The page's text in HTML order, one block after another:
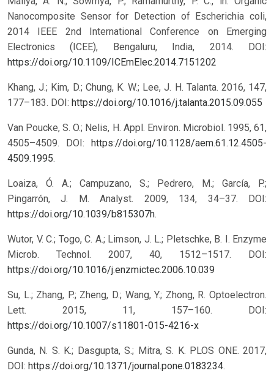
Nanocomposite Sensor for Detection of Escherichia coli,
2014 IEEE 2nd International Conference on Emerging
Electronics (ICEE), Bengaluru, India, 2014.
DOI:
https://doi.org/10.1109/ICEmElec.2014.7151202
Khang, J.; Kim, D.; Chung, K. W.; Lee, J. H. Talanta. 2016, 147,
177–183. DOI: https://doi.org/10.1016/j.talanta.2015.09.055
Van Poucke, S. O.; Nelis, H. Appl. Environ. Microbiol. 1995, 61,
4505–4509. DOI:
https://doi.org/10.1128/aem.61.12.4505-
4509.1995.
Loaiza, Ó. A.; Campuzano, S.; Pedrero, M.; García, P.;
Pingarrón, J. M. Analyst. 2009, 134, 34–37. DOI:
https://doi.org/10.1039/b815307h.
Wutor, V. C.; Togo, C. A.; Limson, J. L.; Pletschke, B. I. Enzyme
Microb. Technol. 2007, 40, 1512–1517.
DOI:
https://doi.org/10.1016/j.enzmictec.2006.10.039
Su, L.; Zhang, P.; Zheng, D.; Wang, Y.; Zhong, R. Optoelectron.
Lett. 2015, 11, 157–160.
DOI:
https://doi.org/10.1007/s11801-015-4216-x
Gunda, N. S. K.; Dasgupta, S.; Mitra, S. K. PLOS ONE. 2017,
DOI: https://doi.org/10.1371/journal.pone.0183234.